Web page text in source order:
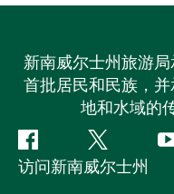
新南威尔士州旅游
首批居民和民族，
地和水域的
Facebook叽
叽
访问新南威尔士州